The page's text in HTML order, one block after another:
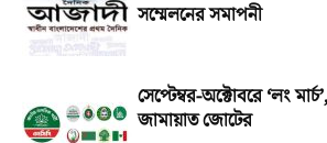
সম্মেলনের সমাপনী
সেপ্টেম্বর-অক্টোবরে ‘লং
জামায়াত জোটের